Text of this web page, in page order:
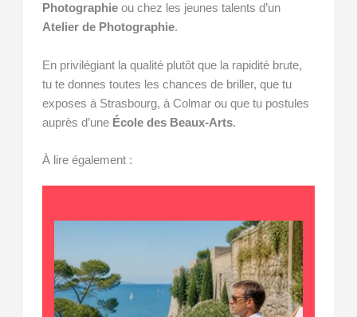
Photographie ou chez les jeunes talents d’un
Atelier de Photographie.
En privilégiant la qualité plutôt que la rapidité brute,
tu te donnes toutes les chances de briller, que tu
exposes à Strasbourg, à Colmar ou que tu postules
auprès d’une École des Beaux-Arts.
À lire également :